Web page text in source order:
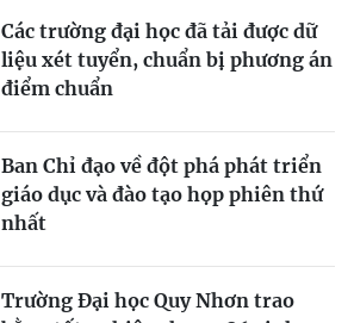
Các trường đại học đã tải được dữ
liệu xét tuyển, chuẩn bị phương án
điểm chuẩn
Ban Chỉ đạo về đột phá phát triển
giáo dục và đào tạo họp phiên thứ
nhất
Trường Đại học Quy Nhơn trao